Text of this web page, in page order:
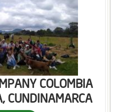
COLOMBIA
CUNDINAMARCA